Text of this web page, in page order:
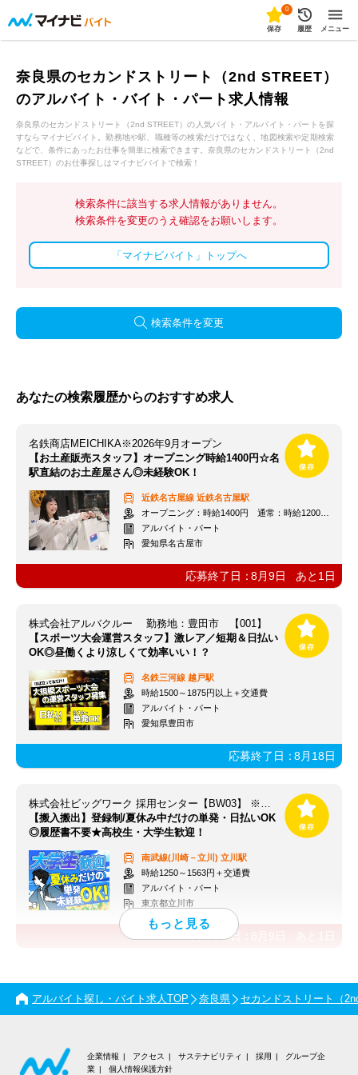
0
保存 履歴 メニュー
奈良県のセカンドストリート（2nd STREET）
のアルバイト・バイト・パート求人情報
奈良県のセカンドストリート（2nd STREET）の人気バイト・アルバイト・パートを探
すならマイナビバイト。勤務地や駅、職種等の検索だけではなく、地図検索や定期検索
などで、条件にあったお仕事を簡単に検索できます。奈良県のセカンドストリート（2nd
STREET）のお仕事探しはマイナビバイトで検索！
検索条件に該当する求人情報がありません。
検索条件を変更のうえ確認をお願いします。
「マイナビバイト」トップへ
検索条件を変更
あなたの検索履歴からのおすすめ求人
名鉄商店MEICHIKA※2026年9月オープン
【お土産販売スタッフ】オープニング時給1400円☆名
駅直結のお土産屋さん◎未経験OK！
近鉄名古屋線 近鉄名古屋駅
オープニング：時給1400円 通常：時給1200円～＋交通費全額支給
アルバイト・パート
愛知県名古屋市
応募終了日：8月9日 あと 1 日
株式会社アルバクルー 勤務地：豊田市 【001】
【スポーツ大会運営スタッフ】激レア／短期＆日払い
OK◎昼働くより涼しくて効率いい！？
名鉄三河線 越戸駅
時給1500～1875円以上＋交通費
アルバイト・パート
愛知県豊田市
応募終了日：8月18日
株式会社ビッグワーク 採用センター【BW03】 ※立川エリア
【搬入搬出】登録制/夏休み中だけの単発・日払いOK
◎履歴書不要★高校生・大学生歓迎！
南武線(川崎－立川) 立川駅
時給1250～1563円＋交通費
アルバイト・パート
東京都立川市
応募終了日：
アルバイト探し・バイト求人TOP 奈良県 セカンドストリート（
企業情報 アクセス サステナビリティ 採用
グループ企
業
個人情報保護方針